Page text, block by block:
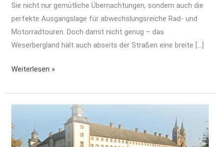
Sie nicht nur gemütliche Übernachtungen, sondern auch die
perfekte Ausgangslage für abwechslungsreiche Rad- und
Motorradtouren. Doch damit nicht genug – das
Weserbergland hält auch abseits der Straßen eine breite […]
Weiterlesen »
&
Sehenswürdigkeiten